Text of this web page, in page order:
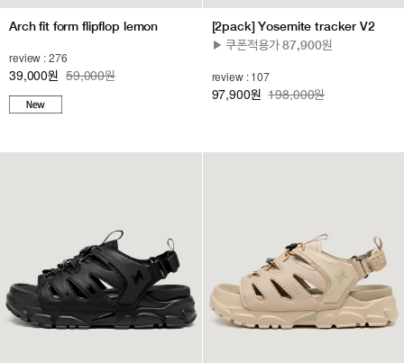
Arch fit form flipflop lemon
review : 276
39,000원 59,000원
[2pack] Yosemite tracker V2
▶ 쿠폰적용가 87,900원
review : 107
97,900원 198,000원